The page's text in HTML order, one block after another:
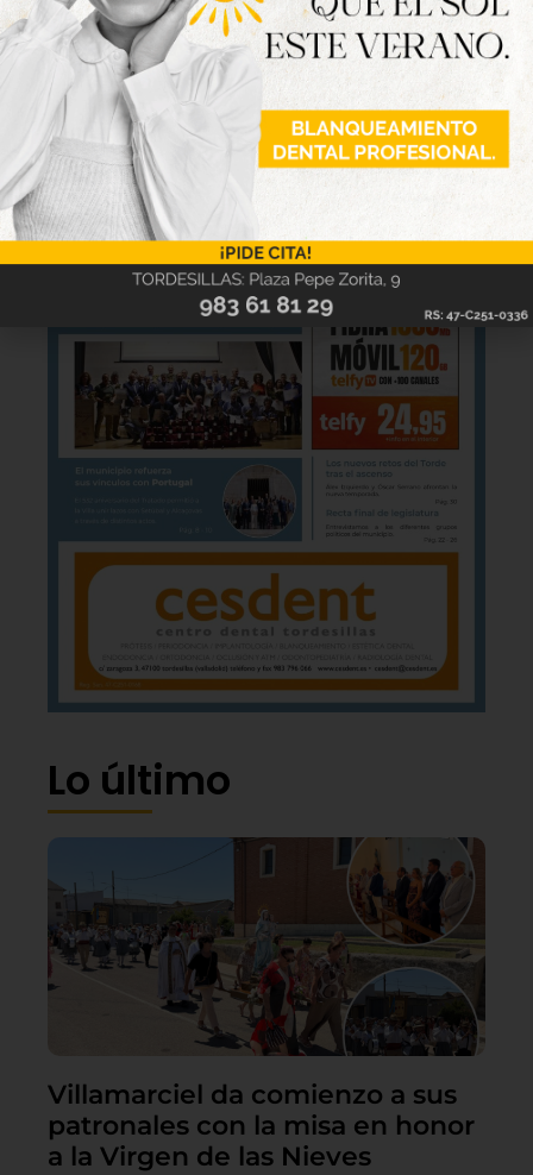
la revista Tordesillas al día. Haz clic sobre la
imagen para verla online.
Lo último
Villamarciel da comienzo a sus
patronales con la misa en honor
a la Virgen de las Nieves